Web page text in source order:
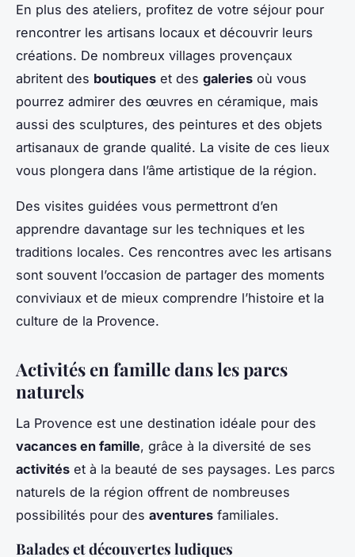
En plus des ateliers, profitez de votre séjour pour
rencontrer les artisans locaux et découvrir leurs
créations. De nombreux villages provençaux
abritent des boutiques et des galeries où vous
pourrez admirer des œuvres en céramique, mais
aussi des sculptures, des peintures et des objets
artisanaux de grande qualité. La visite de ces lieux
vous plongera dans l’âme artistique de la région.
Des visites guidées vous permettront d’en
apprendre davantage sur les techniques et les
traditions locales. Ces rencontres avec les artisans
sont souvent l’occasion de partager des moments
conviviaux et de mieux comprendre l’histoire et la
culture de la Provence.
Activités en famille dans les parcs
naturels
La Provence est une destination idéale pour des
vacances en famille, grâce à la diversité de ses
activités et à la beauté de ses paysages. Les parcs
naturels de la région offrent de nombreuses
possibilités pour des aventures familiales.
Balades et découvertes ludiques